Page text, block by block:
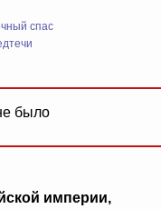
спас
было
империи,